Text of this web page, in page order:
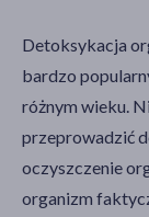
Detoksykacja
bardzo
różnym wieku.
przeprowadzić
oczyszczenie
organizm